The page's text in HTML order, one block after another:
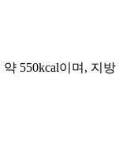
550kcal이며, 지